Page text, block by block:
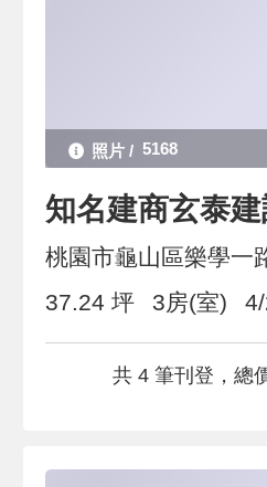
5168
桃園市龜山區樂學一
37.24 坪
3房(室)
共 4 筆刊登，總